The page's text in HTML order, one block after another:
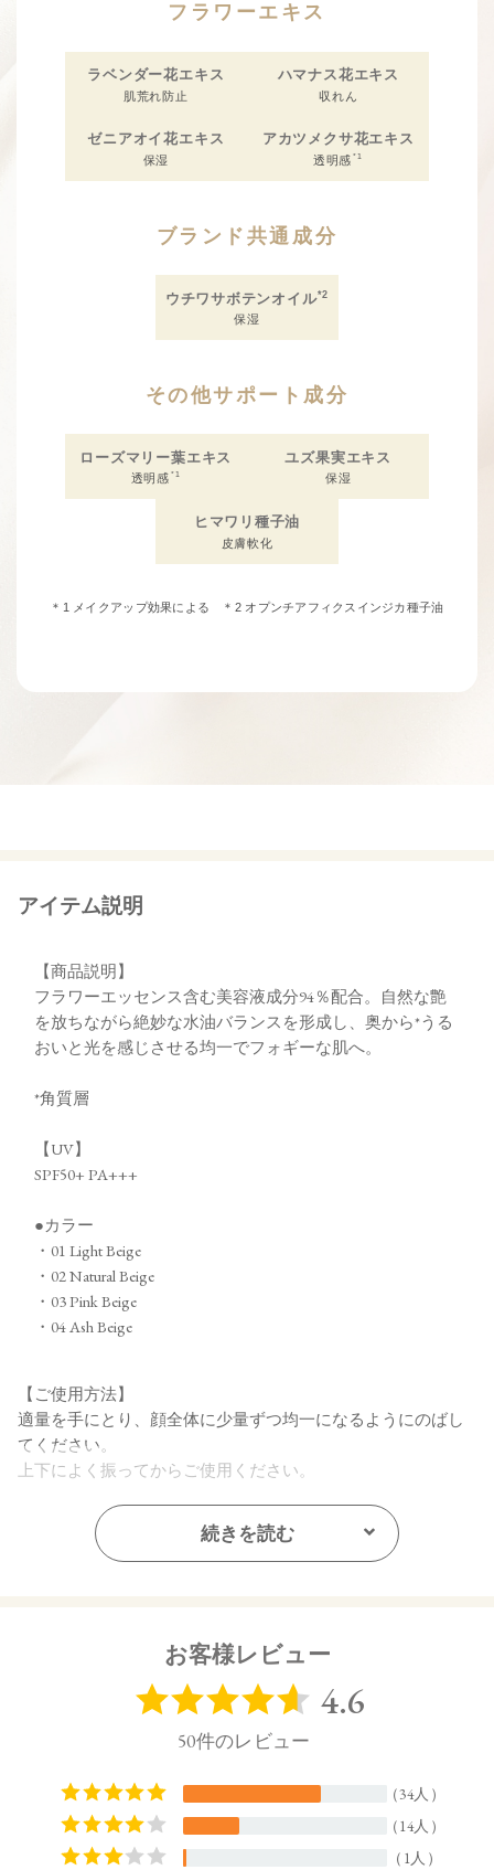
フラワーエキス
ラベンダー花エキス
肌荒れ防止
ハマナス花エキス
収れん
ゼニアオイ花エキス
保湿
アカツメクサ花エキス
透明感 *1
ブランド共通成分
ウチワサボテンオイル*2
保湿
その他サポート成分
ローズマリー葉エキス
透明感 *1
ユズ果実エキス
保湿
ヒマワリ種子油
皮膚軟化
＊1 メイクアップ効果による ＊2 オプンチアフィクスインジカ種子油
アイテム説明
【商品説明】
フラワーエッセンス含む美容液成分94％配合。自然な艶
を放ちながら絶妙な水油バランスを形成し、奥から*うる
おいと光を感じさせる均一でフォギーな肌へ。
*角質層
【UV】
SPF50+ PA+++
●カラー
・01 Light Beige
・02 Natural Beige
・03 Pink Beige
・04 Ash Beige
【ご使用方法】
適量を手にとり、顔全体に少量ずつ均一になるようにのばし
てください。
上下によく振ってからご使用ください。
【内容量】
水、ラウリン酸メチルヘプチル、酸化チタン、エタノール、
リン酸亜鉛、オプンチアフィクスインジカ種子油、ヒマワリ
アオイ花エキス、アカツメクサ花エキス、ハマナス花エキ
ンダー油、ベルガモット果皮油、ニオイテンジクアオイ油、
アオモジ果実油、イランイラン花油、トコフェロール、セス
キイソステアリン酸ソルビタン、ペンタイソステアリン酸ポ
続きを読む
お客様レビュー